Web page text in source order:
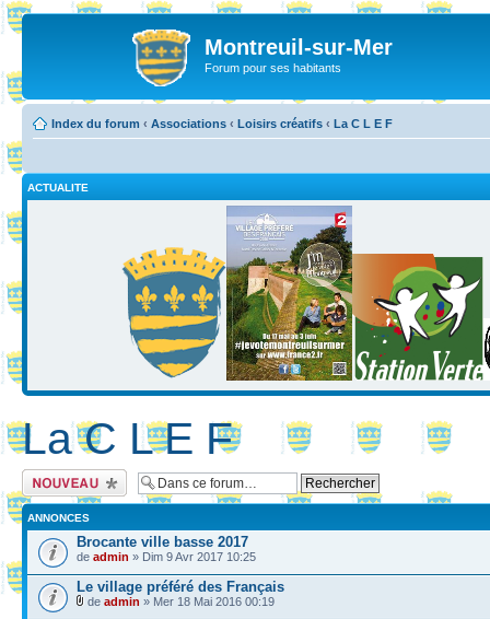
Montreuil-sur-Mer
Forum pour ses habitants
Index du forum ‹ Associations ‹ Loisirs créatifs ‹ La C L E F
ACTUALITE
La C L E F
Ecrire un nouveau
sujet
ANNONCES
Brocante ville basse 2017
de admin » Dim 9 Avr 2017 10:25
Le village préféré des Français
de admin » Mer 18 Mai 2016 00:19